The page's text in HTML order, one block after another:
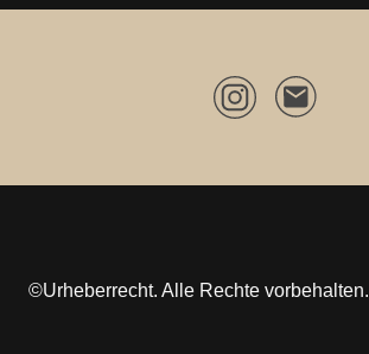
©Urheberrecht. Alle Rechte vorbehalten.